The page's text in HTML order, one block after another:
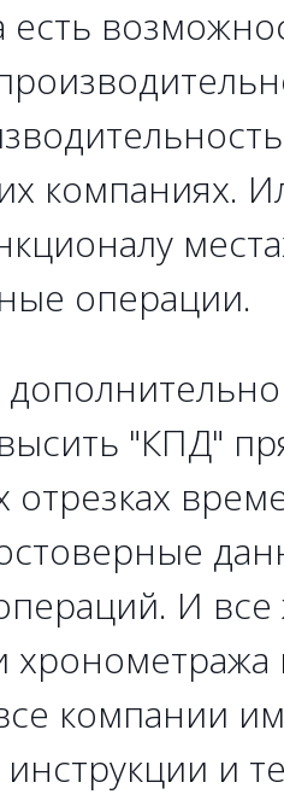
есть
компаниях.
операции.
"КПД"
И
компании
и